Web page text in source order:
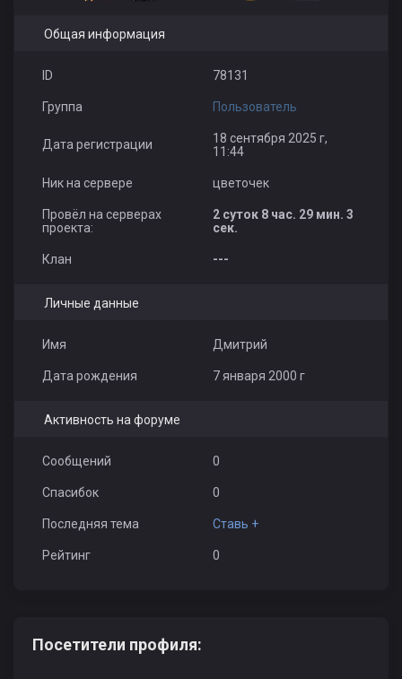
Общая информация
ID 78131
Группа Пользователь
Дата регистрации
18 сентября 2025 г,
11:44
Ник на сервере цветочек
Провёл на серверах
проекта:
2 суток 8 час. 29 мин. 3
сек.
Клан ---
Личные данные
Имя Дмитрий
Дата рождения 7 января 2000 г
Активность на форуме
Сообщений 0
Спасибок 0
Последняя тема Ставь +
Рейтинг 0
Посетители профиля: